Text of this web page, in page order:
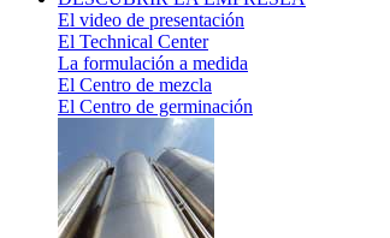
El video de presentación
El Technical Center
La formulación a medida
El Centro de mezcla
El Centro de germinación